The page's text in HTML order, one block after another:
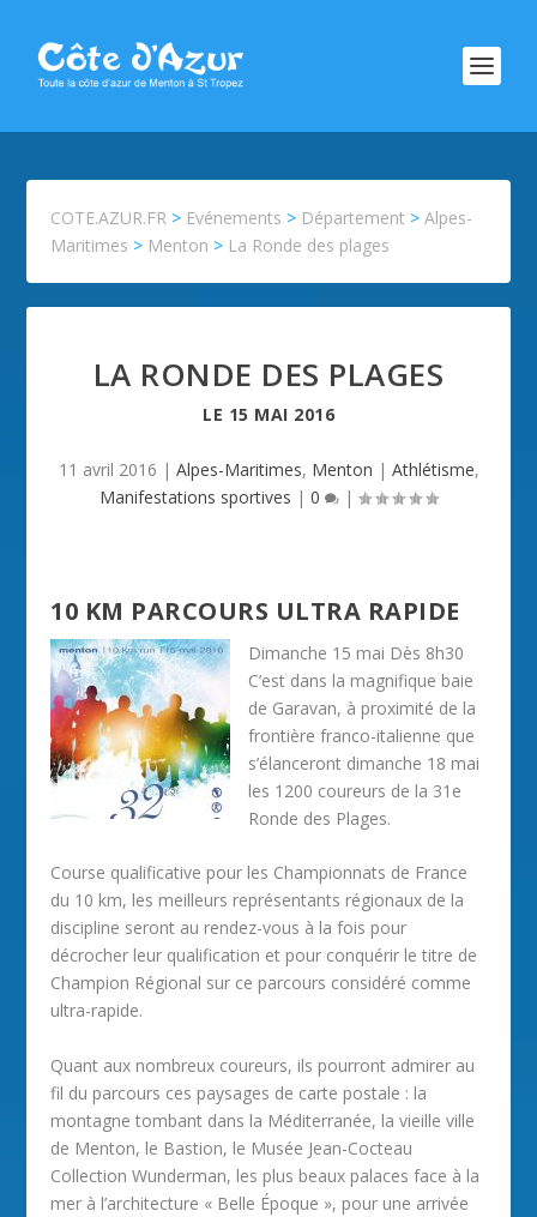
COTE.AZUR.FR > Evénements > Département >Alpes-
Maritimes > Menton > La Ronde des plages
LA RONDE DES PLAGES
LE 15 MAI 2016
11 avril 2016 | Alpes-Maritimes, Menton | Athlétisme,
Manifestations sportives | 0 |
10 KM PARCOURS ULTRA RAPIDE
Dimanche 15 mai Dès 8h30
C’est dans la magnifique baie
de Garavan, à proximité de la
frontière franco-italienne que
s’élanceront dimanche 18 mai
les 1200 coureurs de la 31e
Ronde des Plages.
Course qualificative pour les Championnats de France
du 10 km, les meilleurs représentants régionaux de la
discipline seront au rendez-vous à la fois pour
décrocher leur qualification et pour conquérir le titre de
Champion Régional sur ce parcours considéré comme
ultra-rapide.
Quant aux nombreux coureurs, ils pourront admirer au
fil du parcours ces paysages de carte postale : la
montagne tombant dans la Méditerranée, la vieille ville
de Menton, le Bastion, le Musée Jean-Cocteau
Collection Wunderman, les plus beaux palaces face à la
mer à l’architecture « Belle Époque », pour une arrivée